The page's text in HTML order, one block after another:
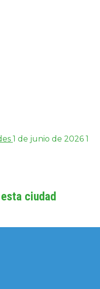
1 de junio de 2026 1
ciudad